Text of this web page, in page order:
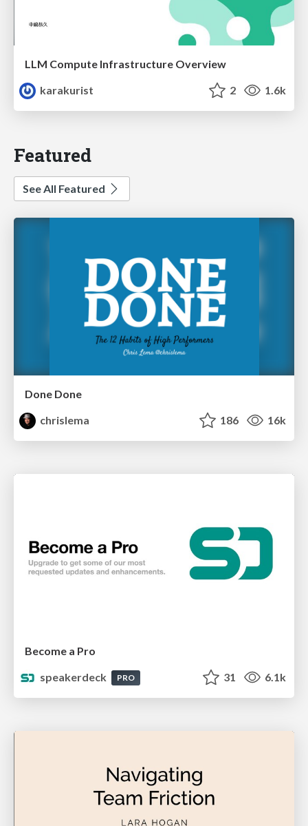
LLM Compute Infrastructure Overview
karakurist
2 1.6k
Featured
See All Featured
Done Done
chrislema
186 16k
Become a Pro
speakerdeck
PRO 31 6.1k